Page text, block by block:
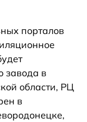
порталов
завода в
области, РЦ
в